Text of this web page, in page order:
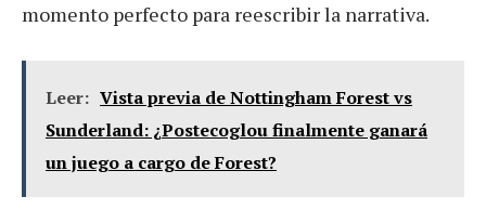
momento perfecto para reescribir la narrativa.
Leer: Vista previa de Nottingham Forest vs
Sunderland: ¿Postecoglou finalmente ganará
un juego a cargo de Forest?